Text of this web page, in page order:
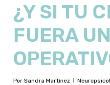
¿Y SI TU
FUERA
Por Sandra Martínez